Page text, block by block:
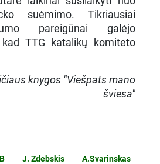
suėmimo. Tikriausiai
pareigūnai galėjo
TTG katalikų komiteto
knygos "Viešpats mano
šviesa"
J. Zdebskis A.Svarinskas